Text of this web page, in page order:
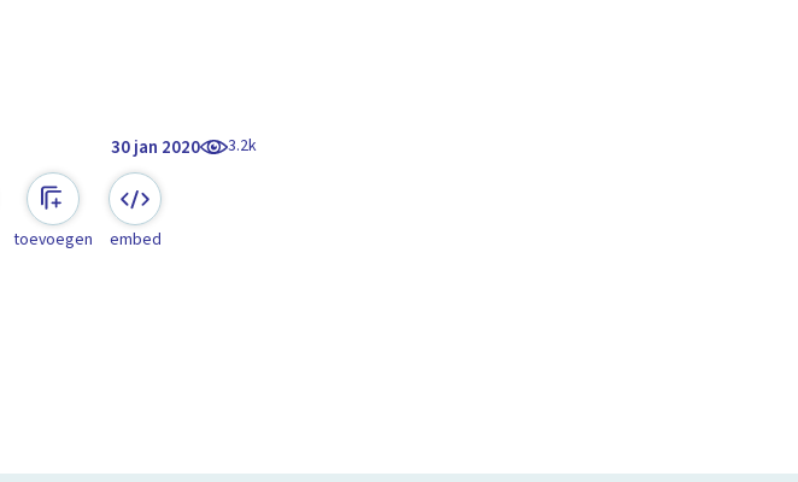
30 jan 2020 3.2k
toevoegen embed